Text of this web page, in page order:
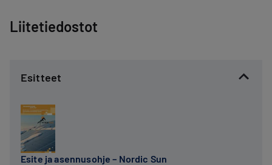
Liitetiedostot
Esitteet
Esite ja asennusohje – Nordic Sun